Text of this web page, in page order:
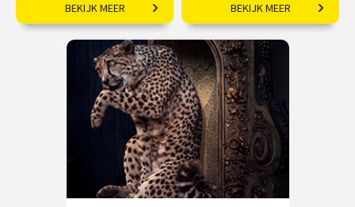
Meester van kleur, vorm
en vrijheid.
vanaf 05
nov
BEKIJK MEER
Dansende lijnen, sociale
kracht en straatkunst.
€ 35,00
okt
Online
BEKIJK MEER